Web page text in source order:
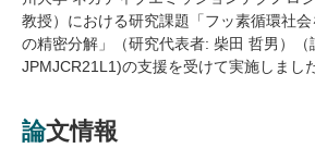
教授）における研究課題「フッ素循環社
の精密分解」（研究代表者: 柴田 哲男）（
JPMJCR21L1)の支援を受けて実施しまし
論文情報